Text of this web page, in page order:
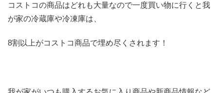
コストコの商品はどれも大量なので一度買い物に行くと我
が家の冷蔵庫や冷凍庫は、
8割以上がコストコ商品で埋め尽くされます！